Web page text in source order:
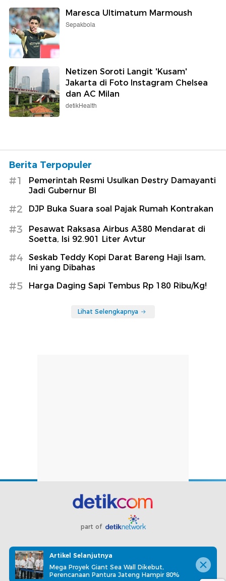
Maresca Ultimatum Marmoush
Sepakbola
Netizen Soroti Langit 'Kusam'
Jakarta di Foto Instagram Chelsea
dan AC Milan
detikHealth
Berita Terpopuler
#1
Pemerintah Resmi Usulkan Destry Damayanti
Jadi Gubernur BI
#2 DJP Buka Suara soal Pajak Rumah Kontrakan
#3
Pesawat Raksasa Airbus A380 Mendarat di
Soetta, Isi 92.901 Liter Avtur
#4
Seskab Teddy Kopi Darat Bareng Haji Isam,
Ini yang Dibahas
#5 Harga Daging Sapi Tembus Rp 180 Ribu/Kg!
Lihat Selengkapnya
part of
Redaksi Pedoman Media Siber Karir
Kotak Pos
Info Iklan
Privacy Policy Disclaimer
Artikel Selanjutnya
Mega Proyek Giant Sea Wall Dikebut,
Perencanaan Pantura Jateng Hampir 80%